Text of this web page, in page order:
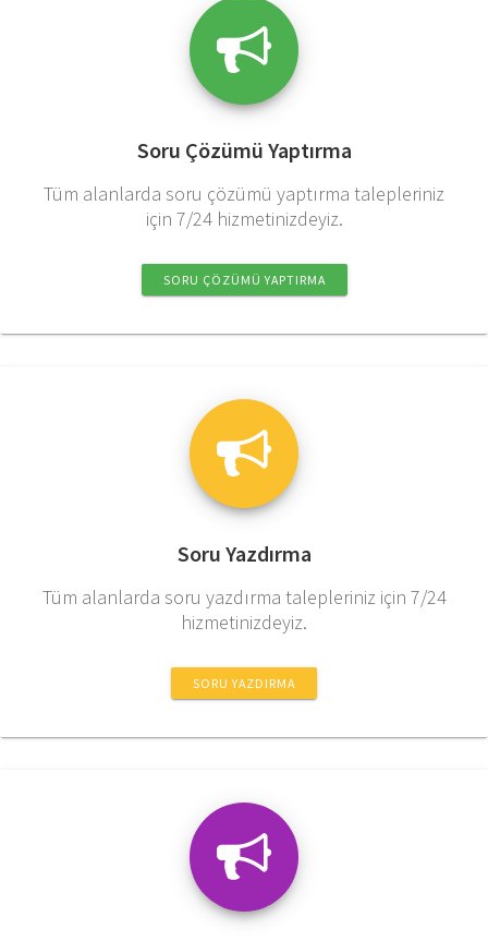
Soru Çözümü Yaptırma
Tüm alanlarda soru çözümü yaptırma talepleriniz
için 7/24 hizmetinizdeyiz.
SORU ÇÖZÜMÜ YAPTIRMA
Soru Yazdırma
Tüm alanlarda soru yazdırma talepleriniz için 7/24
hizmetinizdeyiz.
SORU YAZDIRMA